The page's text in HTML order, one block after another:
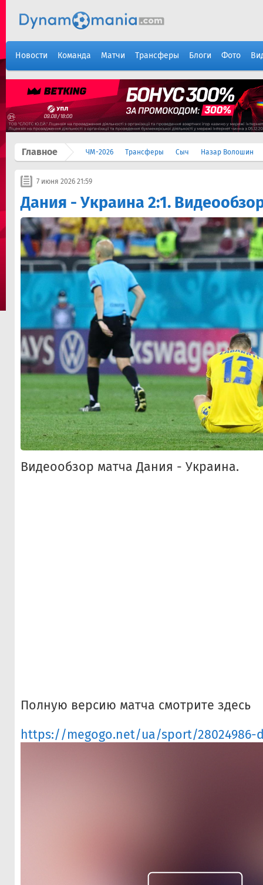
Новости Команда Матчи Трансферы Блоги Фото
Главное ЧМ-2026 Трансферы Сыч Назар Волошин
7 июня 2026 21:59
Дания - Украина 2:1.
Видеообзор матча Дания - Украина.
Полную версию матча смотрите здесь
https://megogo.net/ua/sport/28024986-